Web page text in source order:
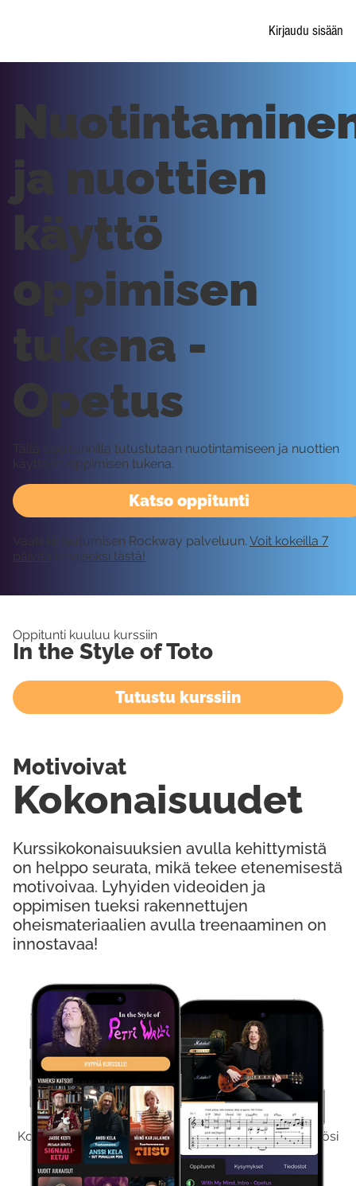
Kirjaudu sisään
Kokeile Ilmaiseksi
Kokeilemalla ilmaiseksi saat koko sisältömme käyttöösi
viikon ajaksi.
Katso oppitunti
ja nuottien
käyttö
oppimisen
tukena -
Opetus
Tällä oppitunnilla tutustutaan nuotintamiseen ja nuottien
käyttöön oppimisen tukena.
Vaatii kirjautumisen Rockway palveluun. Voit kokeilla 7
päivää ilmaiseksi tästä!
Oppitunti kuuluu kurssiin
In the Style of Toto
Tutustu kurssiin
Kurssikokonaisuuksien avulla kehittymistä
on helppo seurata, mikä tekee etenemisestä
motivoivaa. Lyhyiden videoiden ja
oppimisen tueksi rakennettujen
oheismateriaalien avulla treenaaminen on
innostavaa!
Kokonaisuudet
Motivoivat